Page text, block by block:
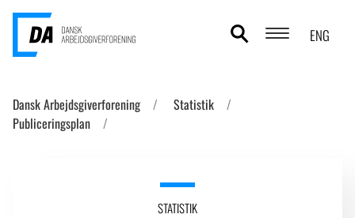
ENG
Dansk Arbejdsgiverforening
Statistik
Publiceringsplan
STATISTIK